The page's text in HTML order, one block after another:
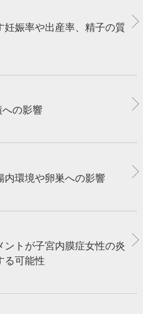
妊娠率や出産率、精子の質
の影響
内環境や卵巣への影響
ントが子宮内膜症女性の炎
る可能性